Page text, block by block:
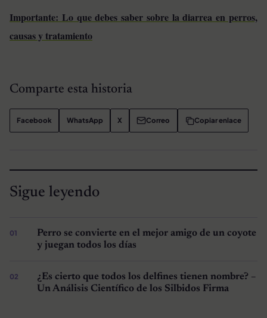
Importante: Lo que debes saber sobre la diarrea en perros,
causas y tratamiento
Comparte esta historia
Facebook WhatsApp X Correo Copiar enlace
Sigue leyendo
Perro se convierte en el mejor amigo de un coyote
y juegan todos los días
¿Es cierto que todos los delfines tienen nombre? –
Un Análisis Científico de los Silbidos Firma